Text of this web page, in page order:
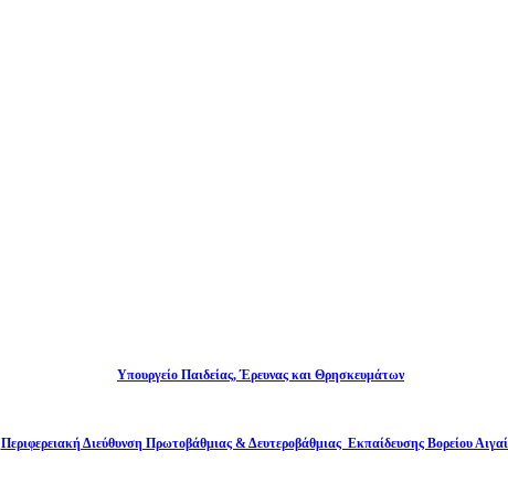
Υπουργείο Παιδείας, Έρευνας και Θρησκευμάτων
Περιφερειακή Διεύθυνση Πρωτοβάθμιας & Δευτεροβάθμιας Εκπαίδευσης Βορείου